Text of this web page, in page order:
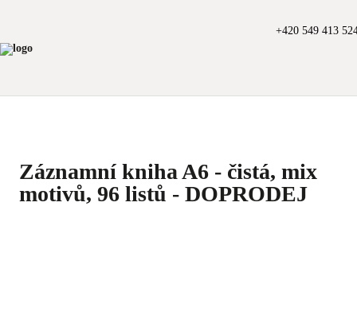
+420 549 413
Záznamní kniha A6 - čistá, mix
motivů, 96 listů - DOPRODEJ